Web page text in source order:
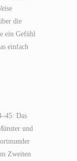
die
ein Gefühl
einfach
Das
und
Zweiten